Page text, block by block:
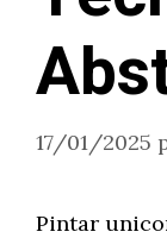
17/01/2025
Pintar